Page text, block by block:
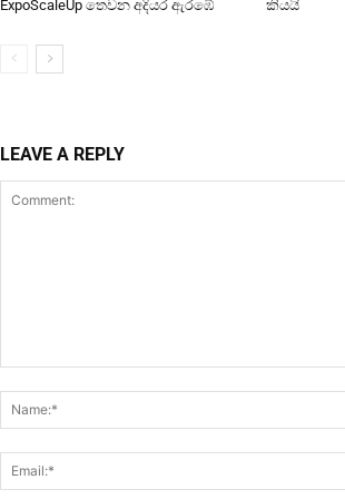
ExpoScaleUp තෙවන අදියර ඇරඹේ
කියයි
LEAVE A REPLY